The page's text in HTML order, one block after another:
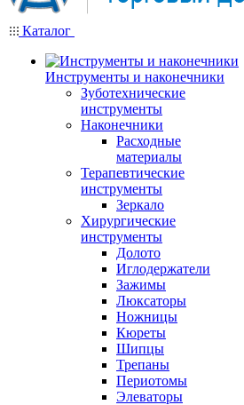
Каталог
Инструменты и наконечники
Зуботехнические
инструменты
Наконечники
Расходные
материалы
Терапевтические
инструменты
Зеркало
Хирургические
инструменты
Долото
Иглодержатели
Зажимы
Люксаторы
Ножницы
Кюреты
Шипцы
Трепаны
Периотомы
Элеваторы